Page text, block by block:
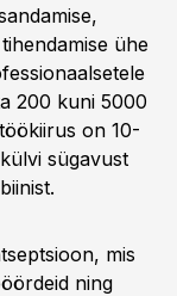
ühe
200 kuni 5000
on 10-
sügavust
mis
ning